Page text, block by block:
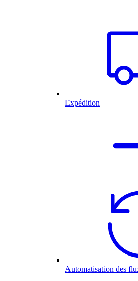
Expédition
Automatisation des